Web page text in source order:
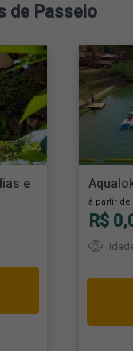
de Passeio
e
à partir de
R$